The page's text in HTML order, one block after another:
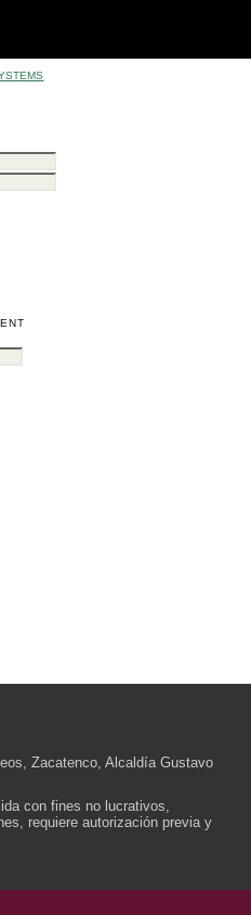
Zacatenco, Alcaldía Gustavo
con fines no lucrativos,
requiere autorización previa y